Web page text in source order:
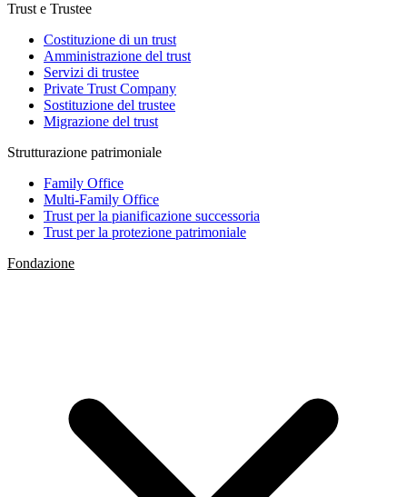
Trust e Trustee
Costituzione di un trust
Amministrazione del trust
Servizi di trustee
Private Trust Company
Sostituzione del trustee
Migrazione del trust
Strutturazione patrimoniale
Family Office
Multi-Family Office
Trust per la pianificazione successoria
Trust per la protezione patrimoniale
Fondazione